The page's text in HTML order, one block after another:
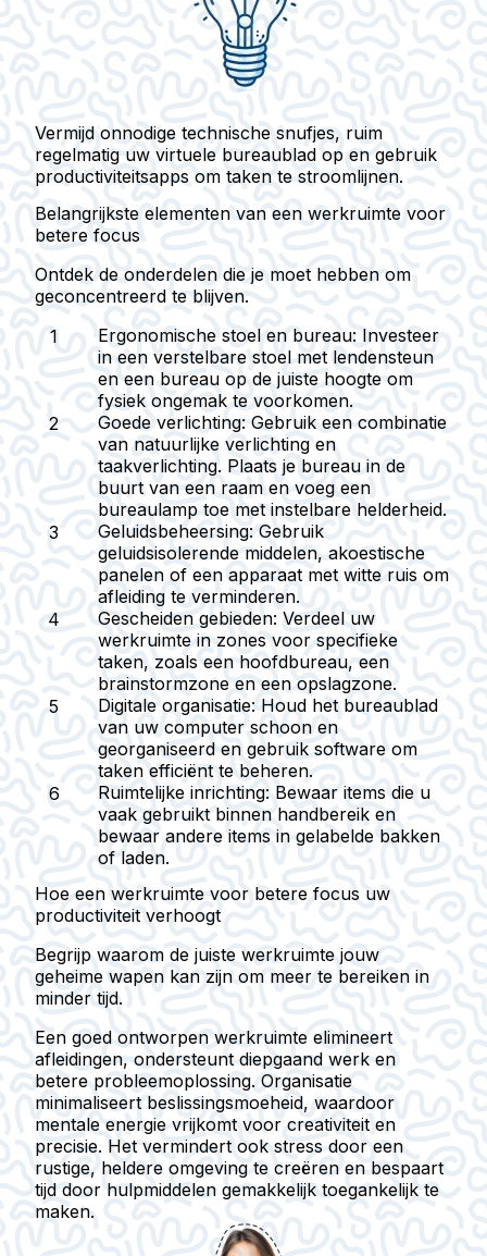
Vermijd onnodige technische snufjes, ruim
regelmatig uw virtuele bureaublad op en gebruik
productiviteitsapps om taken te stroomlijnen.
Belangrijkste elementen van een werkruimte voor
betere focus
Ontdek de onderdelen die je moet hebben om
geconcentreerd te blijven.
Ergonomische stoel en bureau: Investeer
in een verstelbare stoel met lendensteun
en een bureau op de juiste hoogte om
fysiek ongemak te voorkomen.
Goede verlichting: Gebruik een combinatie
van natuurlijke verlichting en
taakverlichting. Plaats je bureau in de
buurt van een raam en voeg een
bureaulamp toe met instelbare helderheid.
Geluidsbeheersing: Gebruik
geluidsisolerende middelen, akoestische
panelen of een apparaat met witte ruis om
afleiding te verminderen.
Gescheiden gebieden: Verdeel uw
werkruimte in zones voor specifieke
taken, zoals een hoofdbureau, een
brainstormzone en een opslagzone.
Digitale organisatie: Houd het bureaublad
van uw computer schoon en
georganiseerd en gebruik software om
taken efficiënt te beheren.
Ruimtelijke inrichting: Bewaar items die u
vaak gebruikt binnen handbereik en
bewaar andere items in gelabelde bakken
of laden.
Hoe een werkruimte voor betere focus uw
productiviteit verhoogt
Begrijp waarom de juiste werkruimte jouw
geheime wapen kan zijn om meer te bereiken in
minder tijd.
Een goed ontworpen werkruimte elimineert
afleidingen, ondersteunt diepgaand werk en
betere probleemoplossing. Organisatie
minimaliseert beslissingsmoeheid, waardoor
mentale energie vrijkomt voor creativiteit en
precisie. Het vermindert ook stress door een
rustige, heldere omgeving te creëren en bespaart
tijd door hulpmiddelen gemakkelijk toegankelijk te
maken.